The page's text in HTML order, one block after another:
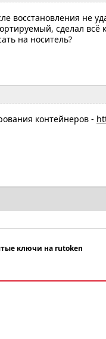
восстановления не
сделал всё
на носитель?
контейнеров -
ключи на rutoken